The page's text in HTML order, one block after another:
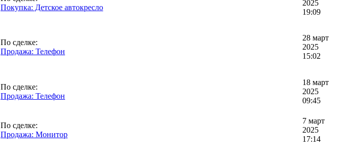
Покупка: Детское автокресло
2025
19:09
По сделке:
Продажа: Телефон
28 март
2025
15:02
По сделке:
Продажа: Телефон
18 март
2025
09:45
По сделке:
Продажа: Монитор
7 март
2025
17:14